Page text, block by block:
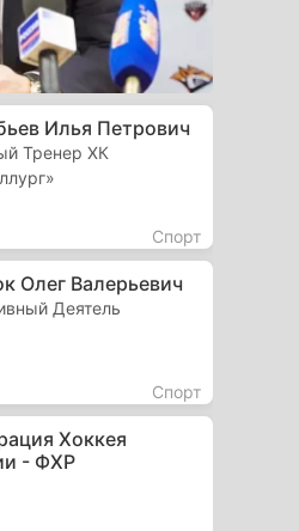
Илья Петрович
Тренер ХК
Спорт
Олег Валерьевич
Деятель
Спорт
Хоккея
- ФХР